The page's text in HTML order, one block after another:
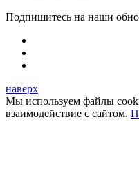
Подпишитесь на наши
наверх
Мы используем файлы
взаимодействие с сайтом.